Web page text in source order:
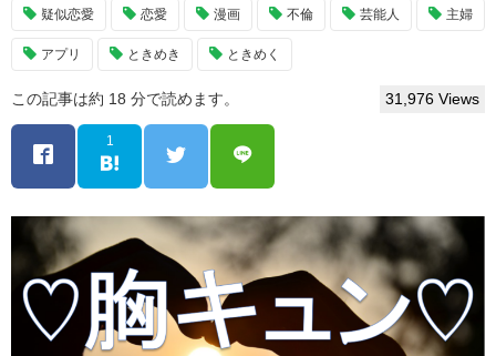
疑似恋愛 恋愛 漫画 不倫 芸能人 主婦
アプリ ときめき ときめく
この記事は約 18 分で読めます。 31,976 Views
1